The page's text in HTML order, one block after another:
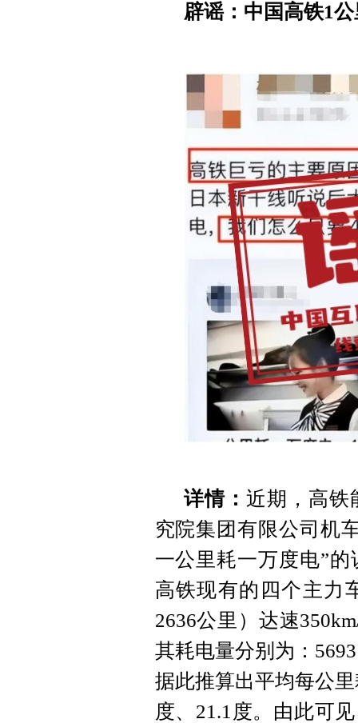
辟谣：中国高铁1
详情： 近期，高铁
究院集团有限公司机
一公里耗一万度电”
高铁现有的四个主力
2636公里）达速
其耗电量分别为：
据此推算出平均每公
度、21.1度。由此可